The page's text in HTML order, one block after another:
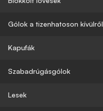
Gólok a tizenhatoson kívülről
Kapufák
Szabadrúgásgólok
Lesek